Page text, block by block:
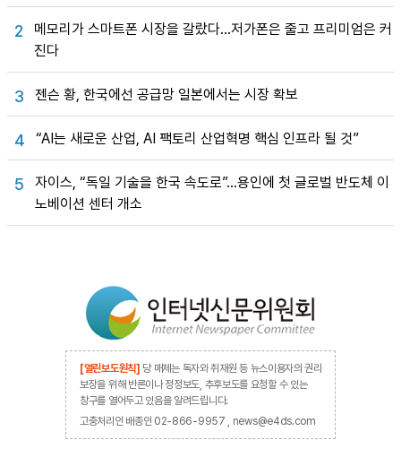
2
메모리가 스마트폰 시장을 갈랐다…저가폰은 줄고 프리미엄은 커
진다
3 젠슨 황, 한국에선 공급망 일본에서는 시장 확보
4 “AI는 새로운 산업, AI 팩토리 산업혁명 핵심 인프라 될 것”
5
자이스, “독일 기술을 한국 속도로”…용인에 첫 글로벌 반도체 이
노베이션 센터 개소
[열린보도원칙] 당 매체는 독자와 취재원 등 뉴스이용자의 권리
보장을 위해 반론이나 정정보도, 추후보도를 요청할 수 있는
창구를 열어두고 있음을 알려드립니다.
고충처리인 배종인 02-866-9957 , news@e4ds.com